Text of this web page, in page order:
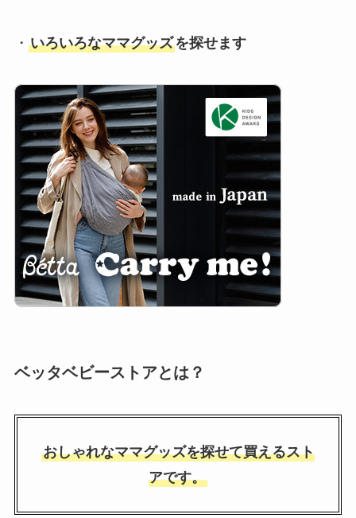
・ いろいろなママグッズを探せます
ベッタベビーストアとは？
おしゃれなママグッズを探せて買えるスト
アです。